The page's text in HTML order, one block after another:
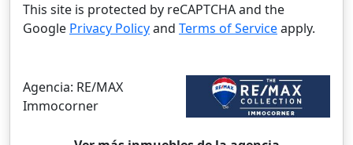
This site is protected by reCAPTCHA and the
Google Privacy Policyand Terms of Serviceapply.
Agencia: RE/MAX
Immocorner